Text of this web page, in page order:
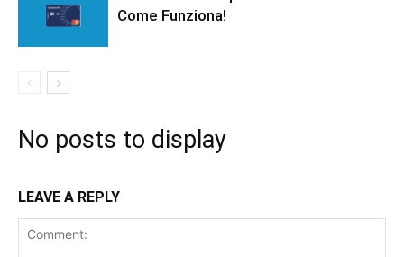
Come Funziona!
No posts to display
LEAVE A REPLY